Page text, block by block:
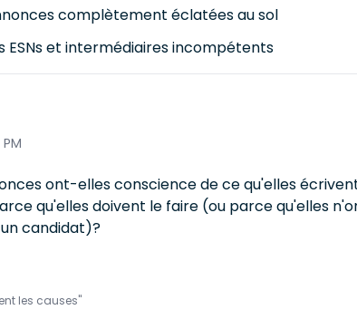
complètement éclatées au sol
et intermédiaires incompétents
ont-elles conscience de ce qu'elles
qu'elles doivent le faire (ou parce qu'elles
candidat)?
les causes"